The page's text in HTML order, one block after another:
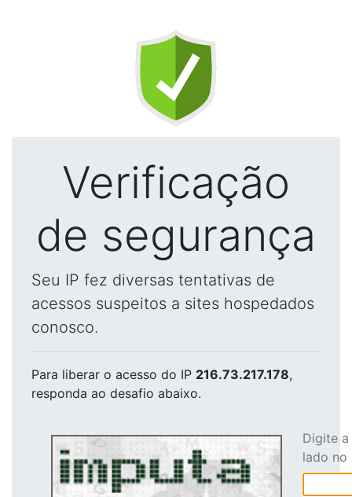
Verificação
de segurança
Seu IP fez diversas tentativas de
acessos suspeitos a sites hospedados
conosco.
Para liberar o acesso do IP 216.73.217.178,
responda ao desafio abaixo.
Digite
lado no